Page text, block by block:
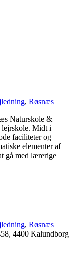
, Røsnæs
Naturskole &
lejrskole. Midt i
faciliteter og
elementer af
gå med lærerige
, Røsnæs
4400 Kalundborg